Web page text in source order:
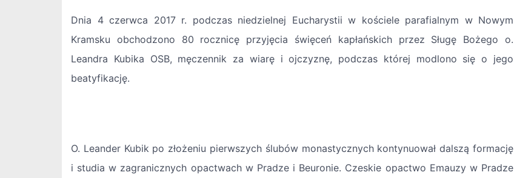
Dnia 4 czerwca 2017 r. podczas niedzielnej Eucharystii w kościele parafialnym w Nowym
Kramsku obchodzono 80 rocznicę przyjęcia święceń kapłańskich przez Sługę Bożego o.
Leandra Kubika OSB, męczennik za wiarę i ojczyznę, podczas której modlono się o jego
beatyfikację.
O. Leander Kubik po złożeniu pierwszych ślubów monastycznych kontynuował dalszą formację
i studia w zagranicznych opactwach w Pradze i Beuronie. Czeskie opactwo Emauzy w Pradze